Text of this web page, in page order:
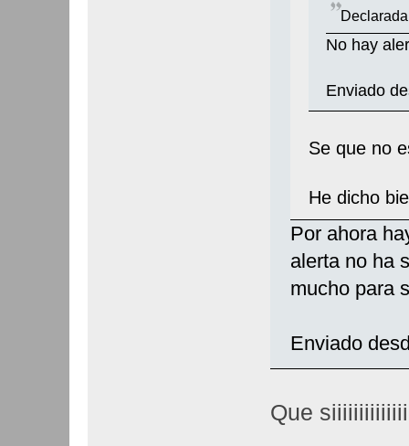
No hay
Enviado
Se que no
He dicho
Por ahora
alerta no ha
mucho para
Enviado
Que